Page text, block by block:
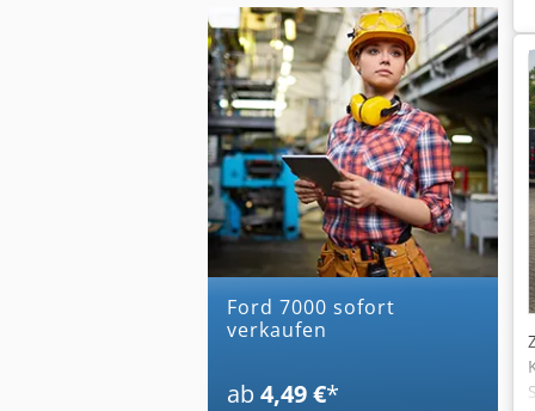
ford 7000 sofort
verkaufen
ab 4,49 €*